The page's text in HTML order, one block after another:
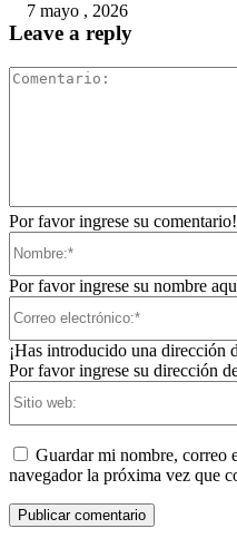
7 mayo , 2026
Leave a reply
Por favor ingrese su comentario!
Por favor ingrese su nombre
¡Has introducido una dirección
Por favor ingrese su dirección
Guardar mi nombre, correo
navegador la próxima vez que